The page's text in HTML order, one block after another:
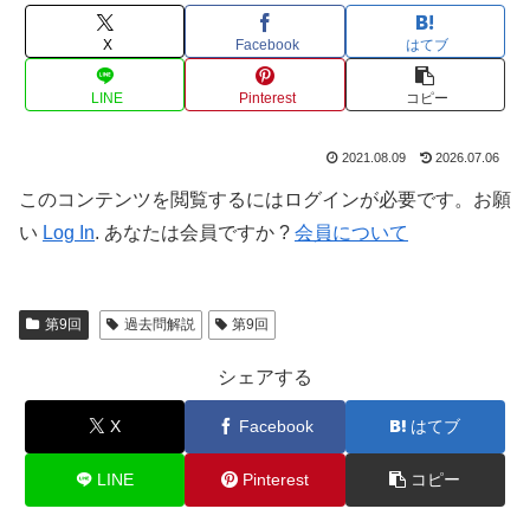
X Facebook はてブ
LINE Pinterest コピー
2021.08.09 2026.07.06
このコンテンツを閲覧するにはログインが必要です。お願
い Log In. あなたは会員ですか ? 会員について
第9回 過去問解説 第9回
シェアする
X Facebook はてブ
LINE Pinterest コピー